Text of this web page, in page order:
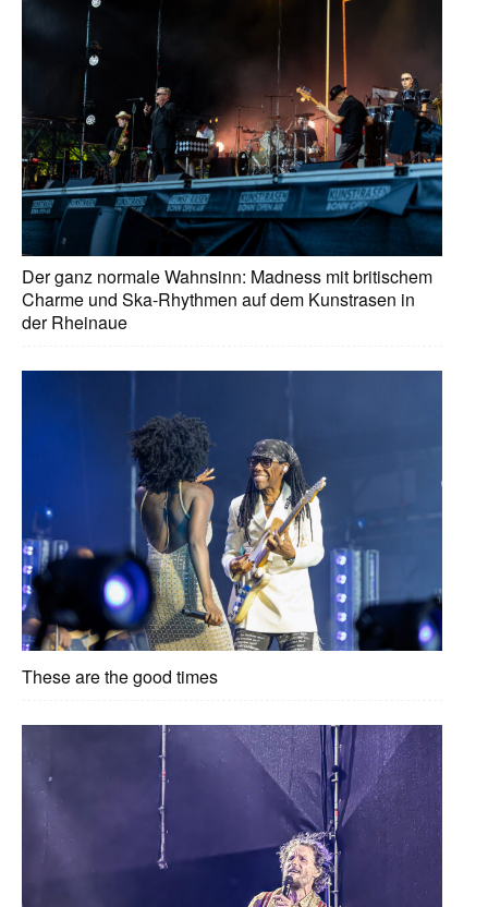
Der ganz normale Wahnsinn: Madness mit britischem
Charme und Ska-Rhythmen auf dem Kunstrasen in
der Rheinaue
These are the good times